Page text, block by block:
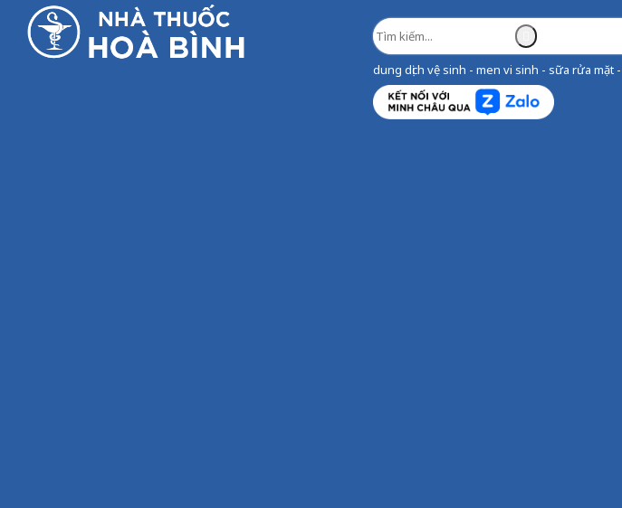
dung dịch vệ sinh - men vi sinh - sữa rửa mặt